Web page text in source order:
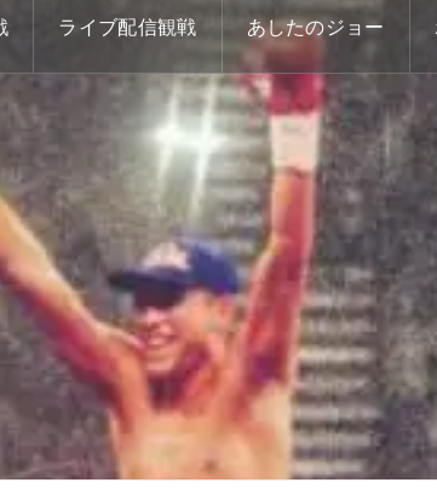
ライブ配信観戦 あしたのジョー